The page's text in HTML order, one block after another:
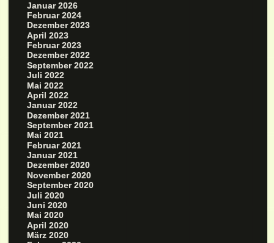
Januar 2026
Februar 2024
Dezember 2023
April 2023
Februar 2023
Dezember 2022
September 2022
Juli 2022
Mai 2022
April 2022
Januar 2022
Dezember 2021
September 2021
Mai 2021
Februar 2021
Januar 2021
Dezember 2020
November 2020
September 2020
Juli 2020
Juni 2020
Mai 2020
April 2020
März 2020